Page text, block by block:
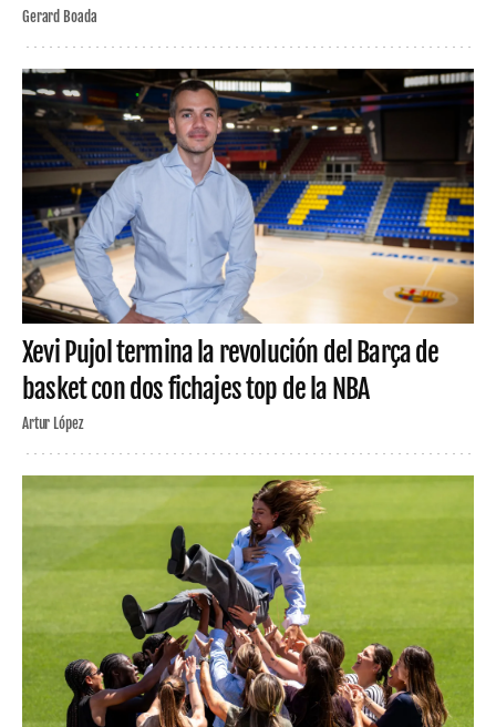
Gerard Boada
Xevi Pujol termina la revolución del Barça de
basket con dos fichajes top de la NBA
Artur López